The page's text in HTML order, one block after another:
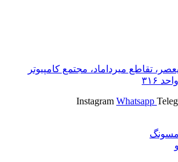
تقاطع میرداماد، مجتمع کامپیوتر
Instagram Whatsapp